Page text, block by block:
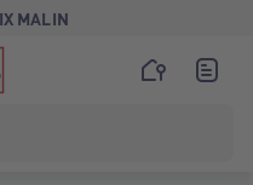
MALIN